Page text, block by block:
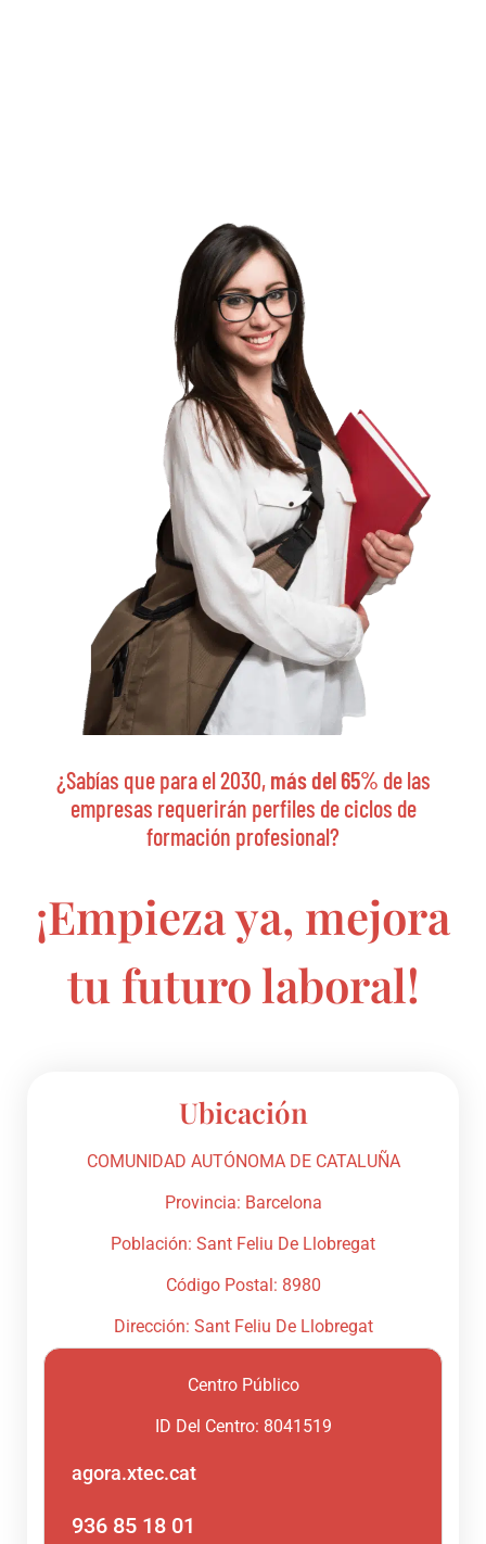
¿Sabías que para el 2030,más del 65% de las
empresas requerirán perfiles de ciclos de
formación profesional?
¡Empieza ya, mejora
tu futuro laboral!
Ubicación
COMUNIDAD AUTÓNOMA DE CATALUÑA
Provincia: Barcelona
Población: Sant Feliu De Llobregat
Código Postal: 8980
Dirección: Sant Feliu De Llobregat
Centro Público
ID Del Centro: 8041519
agora.xtec.cat
936 85 18 01